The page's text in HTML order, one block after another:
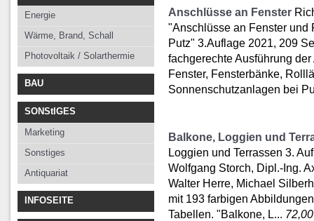
Energie
Wärme, Brand, Schall
Photovoltaik / Solarthermie
BAU
SONStIGES
Marketing
Sonstiges
Antiquariat
INFOSEITE
Anschlüsse an Fenster
"Anschlüsse an Fenster und
Putz" 3.Auflage 2021, 209
fachgerechte Ausführung
Fenster, Fensterbänke,
Sonnenschutzanlagen bei
Balkone, Loggien und
Loggien und Terrassen 3.
Wolfgang Storch, Dipl.-Ing.
Walter Herre, Michael
mit 193 farbigen
Tabellen. "Balkone, L...